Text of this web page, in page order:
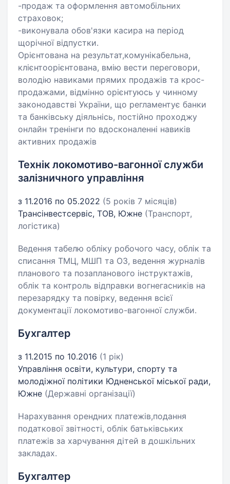
-продаж та оформлення автомобільних
страховок;
-виконувала обов'язки касира на період
щорічної відпустки.
Орієнтована на результат,комунікабельна,
клієнтоорієнтована, вмію вести переговори,
володію навиками прямих продажів та крос-
продажами, відмінно орієнтуюсь у чинному
законодавстві України, що регламентує банки
та банківську діяльнісь, постійно проходжу
онлайн тренінги по вдосконаленні навиків
активних продажів
Технік локомотиво-вагонної служби
залізничного управління
з 11.2016 по 05.2022 (5 років 7 місяців)
Трансінвестсервіс, ТОВ, Южне (Транспорт,
логістика)
Ведення табелю обліку робочого часу, облік та
списання ТМЦ, МШП та ОЗ, ведення журналів
планового та позапланового інструктажів,
облік та контроль відправки вогнегасників на
перезарядку та повірку, ведення всієї
документації локомотиво-вагонної служби.
Бухгалтер
з 11.2015 по 10.2016 (1 рік)
Управління освіти, культури, спорту та
молодіжної політики Юдненської міської ради,
Южне (Державні організації)
Нарахування орендних платежів,подання
податкової звітності, облік батьківських
платежів за харчування дітей в дошкільних
закладах.
Бухгалтер